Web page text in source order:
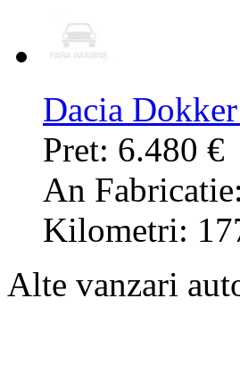
Dacia
Pret: 6.480 €
An
Kilometri:
Alte vanzari